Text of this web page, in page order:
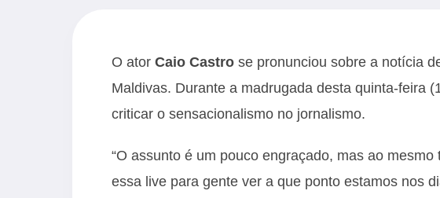
O ator Caio Castro se pronunciou sobre a notícia
Maldivas. Durante a madrugada desta quinta-feira
criticar o sensacionalismo no jornalismo.
“O assunto é um pouco engraçado, mas ao
essa live para gente ver a que ponto estamos nos